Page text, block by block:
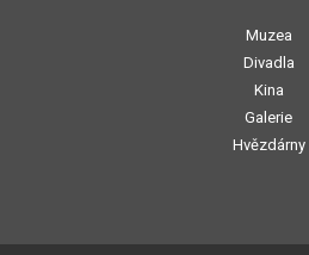
Muzea
Divadla
Kina
Galerie
Hvězdárny